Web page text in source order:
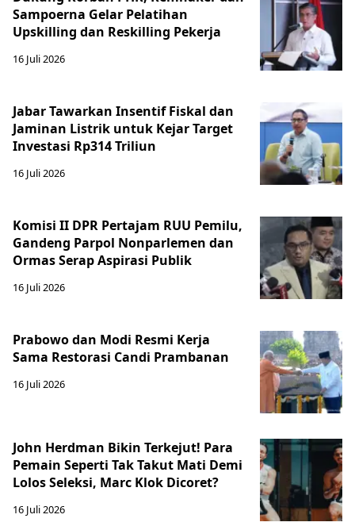
Sampoerna Gelar Pelatihan
Upskilling dan Reskilling Pekerja
16 Juli 2026
Jabar Tawarkan Insentif Fiskal dan
Jaminan Listrik untuk Kejar Target
Investasi Rp314 Triliun
16 Juli 2026
Komisi II DPR Pertajam RUU Pemilu,
Gandeng Parpol Nonparlemen dan
Ormas Serap Aspirasi Publik
16 Juli 2026
Prabowo dan Modi Resmi Kerja
Sama Restorasi Candi Prambanan
16 Juli 2026
John Herdman Bikin Terkejut! Para
Pemain Seperti Tak Takut Mati Demi
Lolos Seleksi, Marc Klok Dicoret?
16 Juli 2026